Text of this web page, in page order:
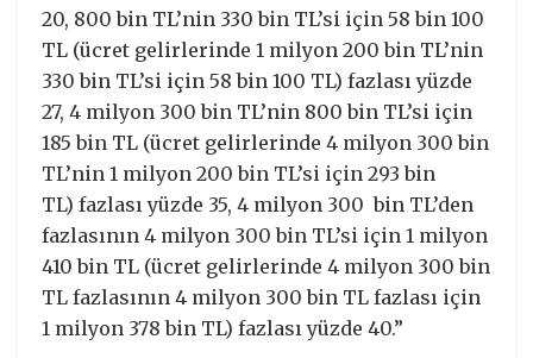
20, 800 bin TL’nin 330 bin TL’si için 58 bin 100
TL (ücret gelirlerinde 1 milyon 200 bin TL’nin
330 bin TL’si için 58 bin 100 TL) fazlası yüzde
27, 4 milyon 300 bin TL’nin 800 bin TL’si için
185 bin TL (ücret gelirlerinde 4 milyon 300 bin
TL’nin 1 milyon 200 bin TL’si için 293 bin
TL) fazlası yüzde 35, 4 milyon 300 bin TL’den
fazlasının 4 milyon 300 bin TL’si için 1 milyon
410 bin TL (ücret gelirlerinde 4 milyon 300 bin
TL fazlasının 4 milyon 300 bin TL fazlası için
1 milyon 378 bin TL) fazlası yüzde 40.”